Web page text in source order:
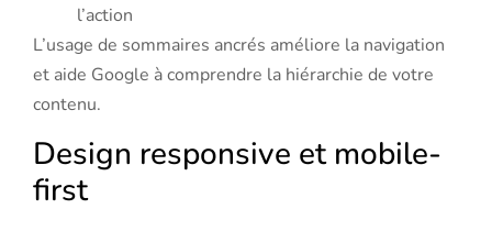
l’action
L’usage de sommaires ancrés améliore la navigation
et aide Google à comprendre la hiérarchie de votre
contenu.
Design responsive et mobile-
first